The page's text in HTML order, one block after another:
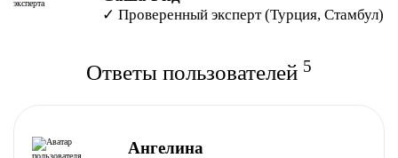
✓ Проверенный эксперт (Турция, Стамбул)
Ответы пользователей 5
Ангелина